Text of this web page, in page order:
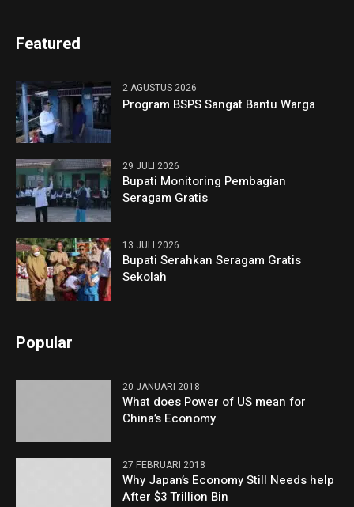
Featured
2 AGUSTUS 2026
Program BSPS Sangat Bantu Warga
29 JULI 2026
Bupati Monitoring Pembagian
Seragam Gratis
13 JULI 2026
Bupati Serahkan Seragam Gratis
Sekolah
Popular
20 JANUARI 2018
What does Power of US mean for
China’s Economy
27 FEBRUARI 2018
Why Japan’s Economy Still Needs help
After $3 Trillion Bin